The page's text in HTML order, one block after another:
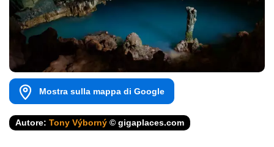
Mostra sulla mappa di Google
Autore: Tony Výborný © gigaplaces.com